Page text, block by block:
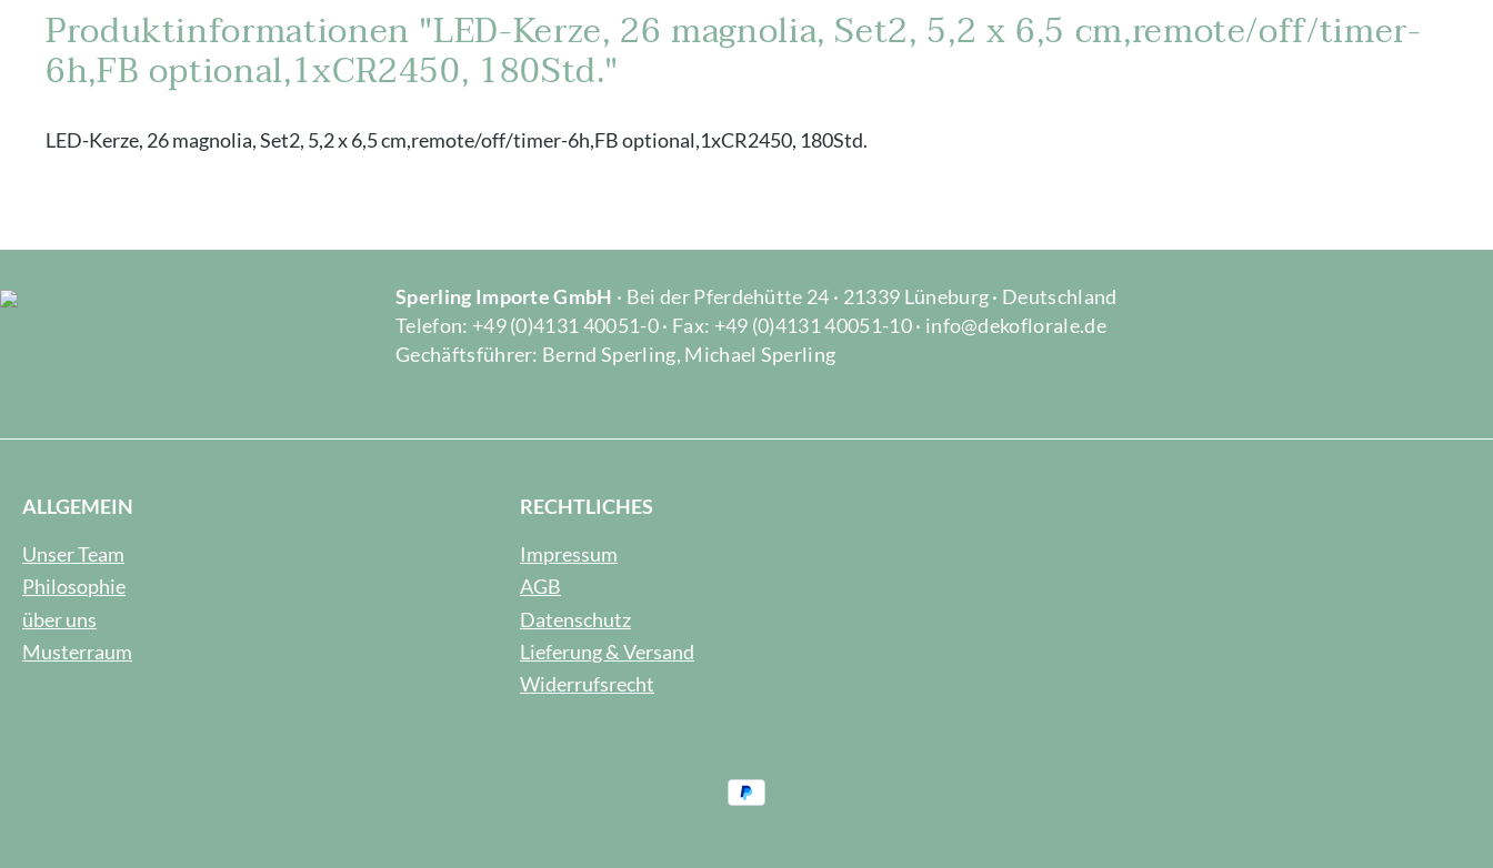
Produktinformationen "LED-Kerze, 26 magnolia, Set2, 5,2 x 6,5 cm,remote/off/timer-
6h,FB optional,1xCR2450, 180Std."
LED-Kerze, 26 magnolia, Set2, 5,2 x 6,5 cm,remote/off/timer-6h,FB optional,1xCR2450, 180Std.
Sperling Importe GmbH · Bei der Pferdehütte 24 · 21339 Lüneburg · Deutschland
Telefon: +49 (0)4131 40051-0 · Fax: +49 (0)4131 40051-10 · info@dekoflorale.de
Gechäftsführer: Bernd Sperling, Michael Sperling
ALLGEMEIN
Unser Team
Philosophie
über uns
Musterraum
RECHTLICHES
Impressum
AGB
Datenschutz
Lieferung & Versand
Widerrufsrecht